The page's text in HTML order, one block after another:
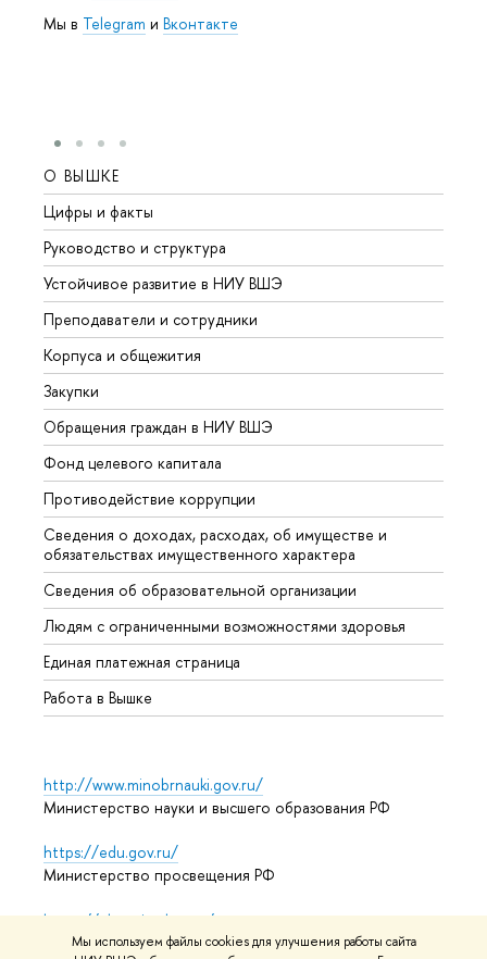
Мы используем файлы cookies для улучшения работы сайта
Мы в Telegram и Вконтакте
О ВЫШКЕ
Цифры и факты
Руководство и структура
Устойчивое развитие в НИУ ВШЭ
Преподаватели и сотрудники
Корпуса и общежития
Закупки
Обращения граждан в НИУ ВШЭ
Фонд целевого капитала
Противодействие коррупции
Сведения о доходах, расходах, об имуществе и
обязательствах имущественного характера
Сведения об образовательной организации
Людям с ограниченными возможностями здоровья
Единая платежная страница
Работа в Вышке
http://www.minobrnauki.gov.ru/
Министерство науки и высшего образования РФ
https://edu.gov.ru/
Министерство просвещения РФ
https://elearning.hse.ru/mooc
Массовые открытые онлайн-курсы